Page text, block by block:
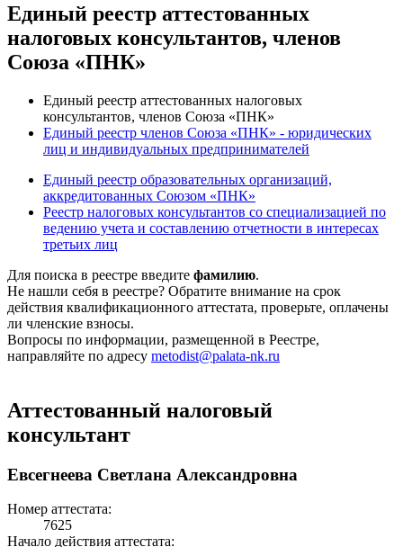
Единый реестр аттестованных
налоговых консультантов, членов
Союза «ПНК»
Единый реестр аттестованных налоговых
консультантов, членов Союза «ПНК»
Единый реестр членов Союза «ПНК» - юридических
лиц и индивидуальных предпринимателей
Единый реестр образовательных организаций,
аккредитованных Союзом «ПНК»
Реестр налоговых консультантов со специализацией по
ведению учета и составлению отчетности в интересах
третьих лиц
Для поиска в реестре введите фамилию.
Не нашли себя в реестре? Обратите внимание на срок
действия квалификационного аттестата, проверьте, оплачены
ли членские взносы.
Вопросы по информации, размещенной в Реестре,
направляйте по адресу metodist@palata-nk.ru
Аттестованный налоговый
консультант
Евсегнеева Светлана Александровна
Номер аттестата:
7625
Начало действия аттестата: